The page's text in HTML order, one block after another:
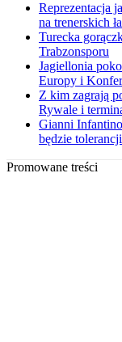
Reprezentacja
na trenerskich
Turecka
Trabzonsporu
Jagiellonia
Europy i
Z kim zagrają
Rywale i
Gianni Infantino
będzie
Promowane treści